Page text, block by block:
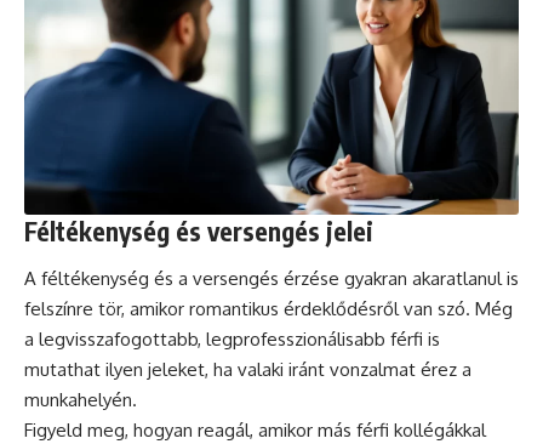
Féltékenység és versengés jelei
A féltékenység és a versengés érzése gyakran akaratlanul is
felszínre tör, amikor romantikus érdeklődésről van szó. Még
a legvisszafogottabb, legprofesszionálisabb férfi is
mutathat ilyen jeleket, ha valaki iránt vonzalmat érez a
munkahelyén.
Figyeld meg, hogyan reagál, amikor más férfi kollégákkal